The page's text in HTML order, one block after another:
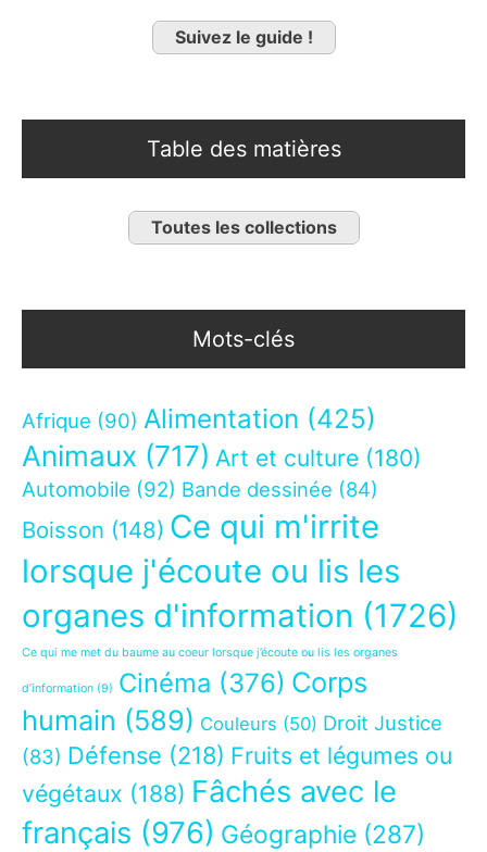
Suivez le guide !
Table des matières
Toutes les collections
Mots-clés
Afrique (90) Alimentation (425)
Animaux (717) Art et culture (180)
Automobile (92) Bande dessinée (84)
Boisson (148) Ce qui m'irrite
lorsque j'écoute ou lis les
organes d'information (1726)
Ce qui me met du baume au coeur lorsque j’écoute ou lis les organes
d’information (9) Cinéma (376) Corps
humain (589) Couleurs (50) Droit Justice
(83) Défense (218) Fruits et légumes ou
végétaux (188) Fâchés avec le
français (976) Géographie (287)